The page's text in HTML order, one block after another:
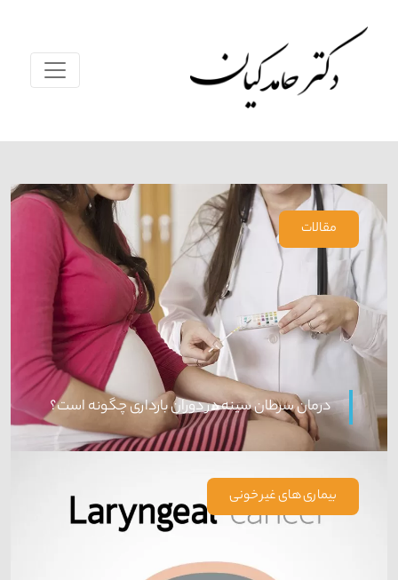
مقالات
درمان سرطان سینه در دوران بارداری چگونه است؟
بیماری های غیر خونی